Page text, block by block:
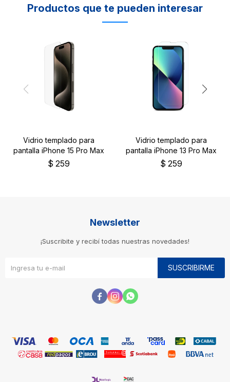
Productos que te pueden interesar
Vidrio templado para
pantalla iPhone 15 Pro Max
$ 259
Vidrio templado para
pantalla iPhone 13 Pro Max
$ 259
Newsletter
¡Suscribite y recibí todas nuestras novedades!
SUSCRIBIRME
  